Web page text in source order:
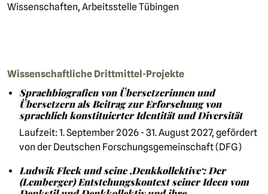
Wissenschaften, Arbeitsstelle Tübingen
Wissenschaftliche Drittmittel-Projekte
Sprachbiografien von Übersetzerinnen und
Übersetzern als Beitrag zur Erforschung von
sprachlich konstituierter Identität und Diversität
Laufzeit: 1. September 2026 - 31. August 2027, gefördert
von der Deutschen Forschungsgemeinschaft (DFG)
Ludwik Fleck und seine ‚Denkkollektive‘: Der
(Lemberger) Entstehungskontext seiner Ideen vom